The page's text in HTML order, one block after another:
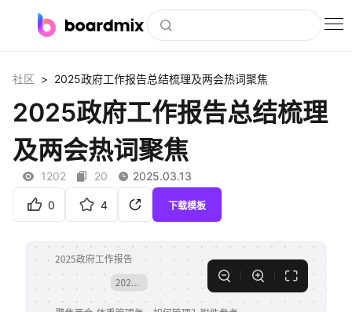
社区资源
会员
企业服务
社区 > 2025政府工作报告总结梳理及两会热词聚焦
2025政府工作报告总结梳理
及两会热词聚焦
1202 20 2025.03.13
0 4 下载模板